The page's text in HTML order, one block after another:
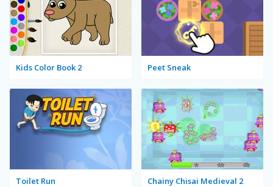
Kids Color Book 2 Peet Sneak
Toilet Run Chainy Chisai Medieval 2